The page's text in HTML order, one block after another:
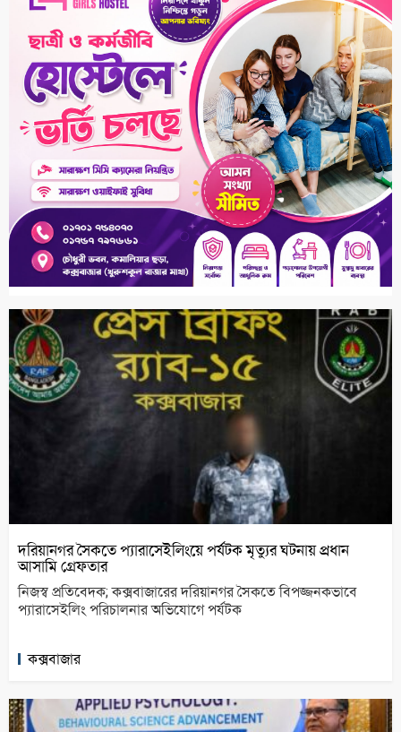
দরিয়ানগর সৈকতে প্যারাসেইলিংয়ে পর্যটক মৃত্যুর ঘটনায় প্রধান
আসামি গ্রেফতার
নিজস্ব প্রতিবেদক; কক্সবাজারের দরিয়ানগর সৈকতে বিপজ্জনকভাবে
প্যারাসেইলিং পরিচালনার অভিযোগে পর্যটক
কক্সবাজার